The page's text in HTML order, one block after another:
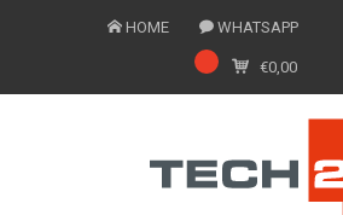
HOME WHATSAPP
€0,00